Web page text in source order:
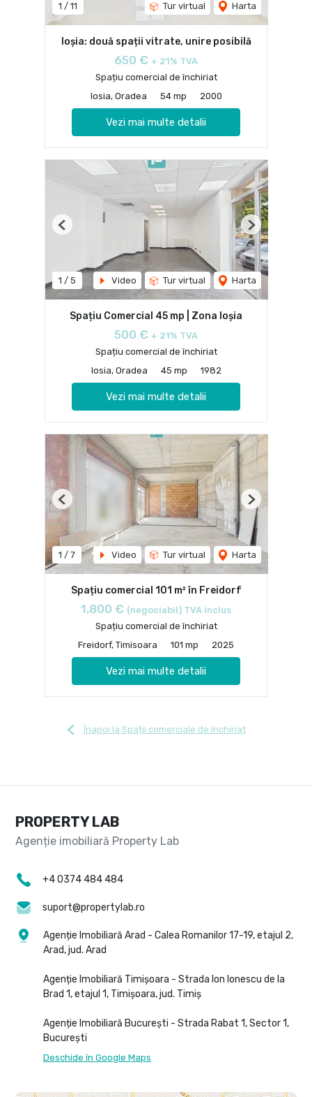
1 / 11 Tur virtual Harta
Ioșia: două spații vitrate, unire posibilă
650 € + 21% TVA
Spațiu comercial de închiriat
Iosia, Oradea
54 mp 2000
Vezi mai multe detalii
1 / 5 Video Tur virtual Harta
Previous Next
Spațiu Comercial 45 mp | Zona Ioșia
500 € + 21% TVA
Spațiu comercial de închiriat
Iosia, Oradea
45 mp 1982
Vezi mai multe detalii
1 / 7 Video Tur virtual Harta
Previous Next
Spațiu comercial 101 m² în Freidorf
1,800 € (negociabil) TVA inclus
Spațiu comercial de închiriat
Freidorf, Timisoara
101 mp 2025
Vezi mai multe detalii
Înapoi la Spații comerciale de închiriat
PROPERTY LAB
+4 0374 484 484
suport@propertylab.ro
Agenție Imobiliară Arad - Calea Romanilor 17-19, etajul 2,
Arad, jud. Arad
Agenție Imobiliară Timișoara - Strada Ion Ionescu de la
Brad 1, etajul 1, Timișoara, jud. Timiș
Agenție Imobiliară București - Strada Rabat 1, Sector 1,
București
Deschide în Google Maps